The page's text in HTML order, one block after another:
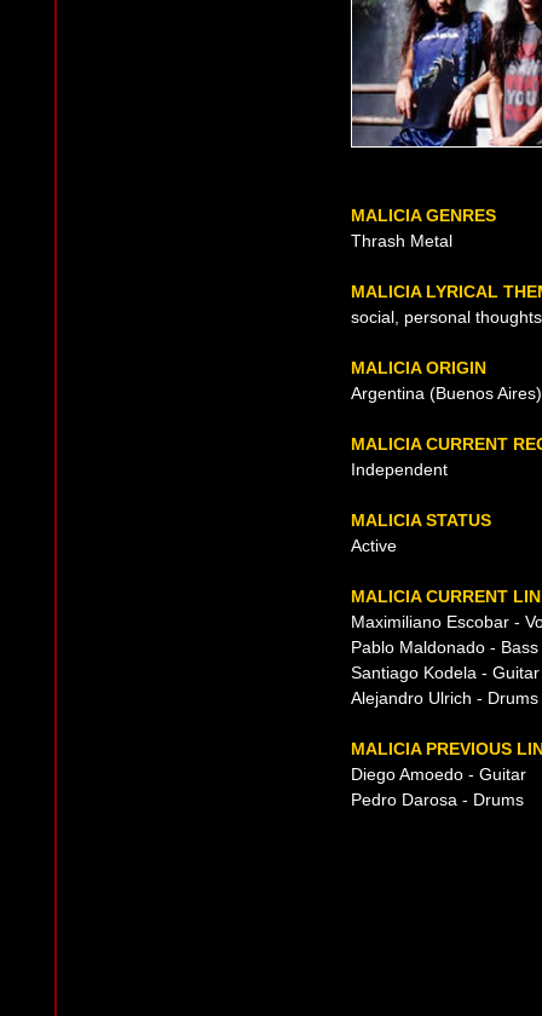
MALICIA GENRES
Thrash Metal
MALICIA LYRICAL
social, personal thoughts
MALICIA ORIGIN
Argentina (Buenos
MALICIA CURRENT
Independent
MALICIA STATUS
Active
MALICIA CURRENT
Maximiliano Escobar -
Pablo Maldonado - Bass
Santiago Kodela - Guitar
Alejandro Ulrich - Drums
MALICIA PREVIOUS
Diego Amoedo - Guitar
Pedro Darosa - Drums